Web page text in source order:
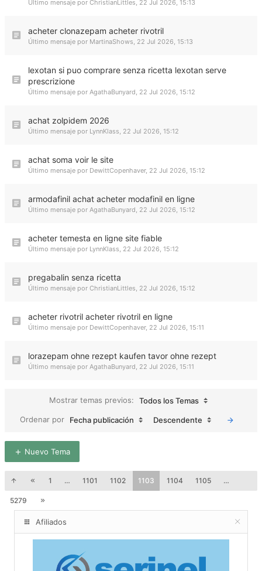
Último mensaje por ChristianLittles, 22 Jul 2026, 15:13
acheter clonazepam acheter rivotril
Último mensaje por MartinaShows, 22 Jul 2026, 15:13
lexotan si puo comprare senza ricetta lexotan serve
prescrizione
Último mensaje por AgathaBunyard, 22 Jul 2026, 15:12
achat zolpidem 2026
Último mensaje por LynnKlass, 22 Jul 2026, 15:12
achat soma voir le site
Último mensaje por DewittCopenhaver, 22 Jul 2026, 15:12
armodafinil achat acheter modafinil en ligne
Último mensaje por AgathaBunyard, 22 Jul 2026, 15:12
acheter temesta en ligne site fiable
Último mensaje por LynnKlass, 22 Jul 2026, 15:12
pregabalin senza ricetta
Último mensaje por ChristianLittles, 22 Jul 2026, 15:12
acheter rivotril acheter rivotril en ligne
Último mensaje por DewittCopenhaver, 22 Jul 2026, 15:11
lorazepam ohne rezept kaufen tavor ohne rezept
Último mensaje por AgathaBunyard, 22 Jul 2026, 15:11
Mostrar temas previos:
Todos los Temas
Ordenar por
Fecha publicación Descendente
Nuevo Tema
1 … 1101 1102 1103 1104 1105 …
5279
Afiliados